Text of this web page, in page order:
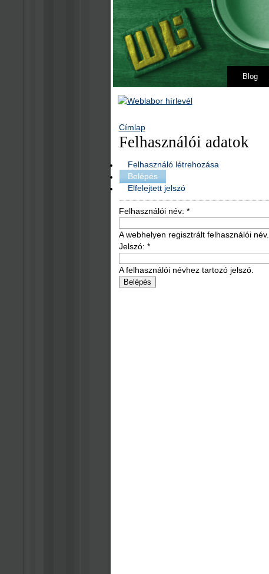
Blog
Címlap
Felhasználói adatok
Felhasználó létrehozása
Belépés
Elfelejtett jelszó
Felhasználói név: *
A webhelyen regisztrált felhasználói név.
Jelszó: *
A felhasználói névhez tartozó jelszó.